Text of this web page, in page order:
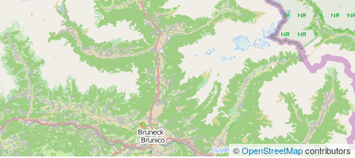
©OpenStreetMapcontributors